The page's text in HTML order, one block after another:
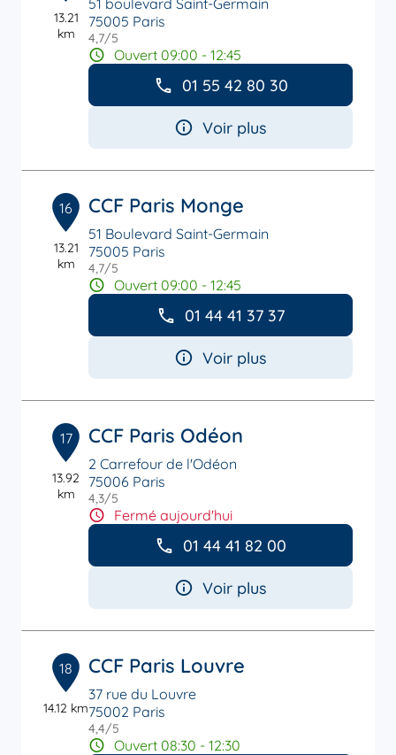
13.21
km
51 boulevard Saint-Germain
75005 Paris
4,7/5
Ouvert 09:00 - 12:45
01 55 42 80 30
Voir plus
16
13.21
km
CCF Paris Monge
51 Boulevard Saint-Germain
75005 Paris
4,7/5
Ouvert 09:00 - 12:45
01 44 41 37 37
Voir plus
17
13.92
km
CCF Paris Odéon
2 Carrefour de l'Odéon
75006 Paris
4,3/5
Fermé aujourd'hui
01 44 41 82 00
Voir plus
18
14.12 km
CCF Paris Louvre
37 rue du Louvre
75002 Paris
4,4/5
Ouvert 08:30 - 12:30